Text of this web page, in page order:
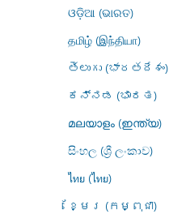
ଓଡ଼ିଆ (ଭାରତ)
தமிழ் (இந்தியா)
తెలుగు (భారతదేశం)
ಕನ್ನಡ (ಭಾರತ)
മലയാളം (ഇന്ത്യ)
සිංහල (ශ්‍රී ලංකාව)
ไทย (ไทย)
ខ្មែរ (កម្ពុជា)